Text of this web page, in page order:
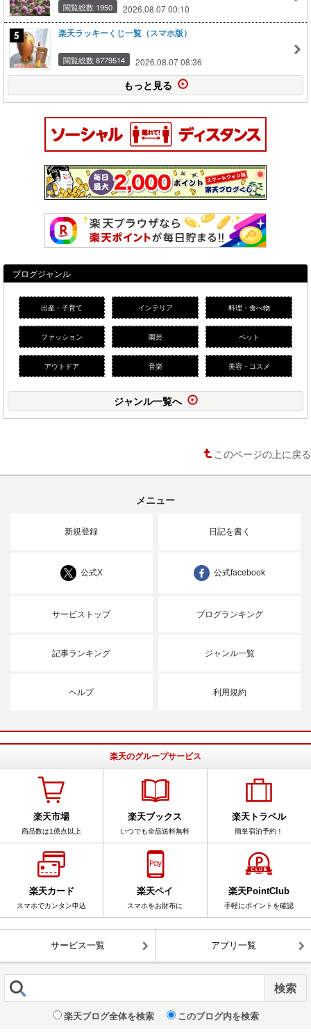
閲覧総数 1950 2026.08.07 00:10
楽天ラッキーくじ一覧（スマホ版）
閲覧総数 8779514 2026.08.07 08:36
もっと見る
ブログジャンル
出産・子育て インテリア 料理・食べ物
ファッション 園芸 ペット
アウトドア 音楽 美容・コスメ
ジャンル一覧へ
このページの上に戻る
メニュー
新規登録 日記を書く
公式X 公式facebook
サービストップ ブログランキング
記事ランキング ジャンル一覧
ヘルプ 利用規約
楽天のグループサービス
楽天市場
商品数は1億点以上
楽天ブックス
いつでも全品送料無料
楽天トラベル
簡単宿泊予約！
楽天カード
スマホでカンタン申込
楽天ペイ
スマホをお財布に
楽天PointClub
手軽にポイントを確認
サービス一覧 アプリ一覧
楽天ブログ全体を検索 このブログ内を検索